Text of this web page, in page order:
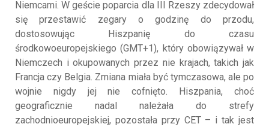
Niemcami. W geście poparcia dla III Rzeszy zdecydował
się przestawić zegary o godzinę do przodu,
dostosowując Hiszpanię do czasu
środkowoeuropejskiego (GMT+1), który obowiązywał w
Niemczech i okupowanych przez nie krajach, takich jak
Francja czy Belgia. Zmiana miała być tymczasowa, ale po
wojnie nigdy jej nie cofnięto. Hiszpania, choć
geograficznie nadal należała do strefy
zachodnioeuropejskiej, pozostała przy CET – i tak jest